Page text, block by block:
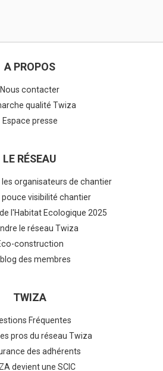
A PROPOS
Nous contacter
qualité Twiza
Espace presse
LE RÉSEAU
organisateurs de chantier
pouce visibilité chantier
l'Habitat Ecologique 2025
le réseau Twiza
construction
blog des membres
TWIZA
Fréquentes
pros du réseau Twiza
des adhérents
devient une SCIC